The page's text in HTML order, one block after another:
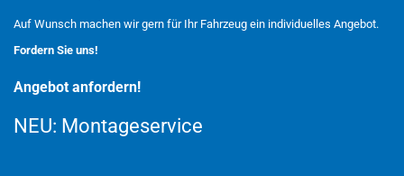
Auf Wunsch machen wir gern für Ihr Fahrzeug ein individuelles Angebot.
Fordern Sie uns!
Angebot anfordern!
NEU: Montageservice